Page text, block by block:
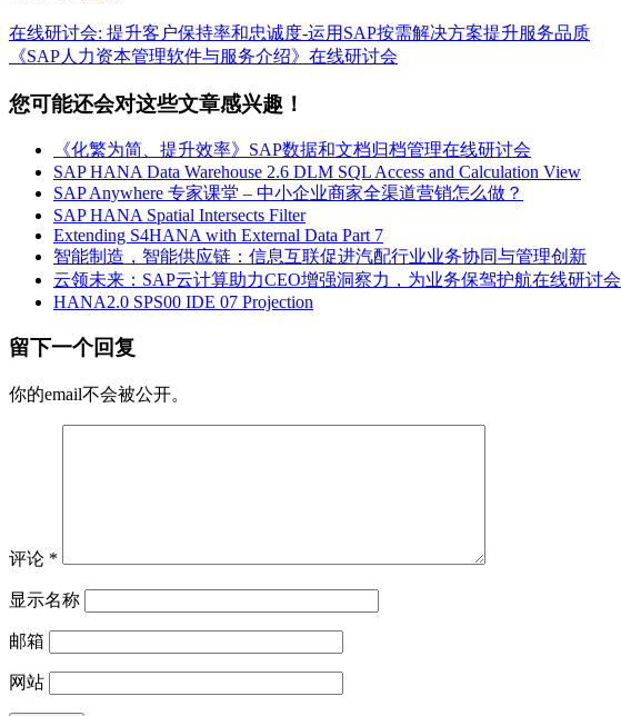
在线研讨会: 提升客户保持率和忠诚度-运用SAP按需解决方案提升服务品质
《SAP人力资本管理软件与服务介绍》在线研讨会
您可能还会对这些文章感兴趣！
《化繁为简、提升效率》SAP数据和文档归档管理在线研讨会
SAP HANA Data Warehouse 2.6 DLM SQL Access and Calculation View
SAP Anywhere 专家课堂 – 中小企业商家全渠道营销怎么做？
SAP HANA Spatial Intersects Filter
Extending S4HANA with External Data Part 7
智能制造，智能供应链：信息互联促进汽配行业业务协同与管理创新
云领未来：SAP云计算助力CEO增强洞察力，为业务保驾护航在线研讨会
HANA2.0 SPS00 IDE 07 Projection
留下一个回复
你的email不会被公开。
评论 *
显示名称
邮箱
网站